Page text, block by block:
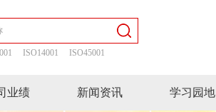
ISO14001 ISO45001
业绩 新闻资讯 学习园地